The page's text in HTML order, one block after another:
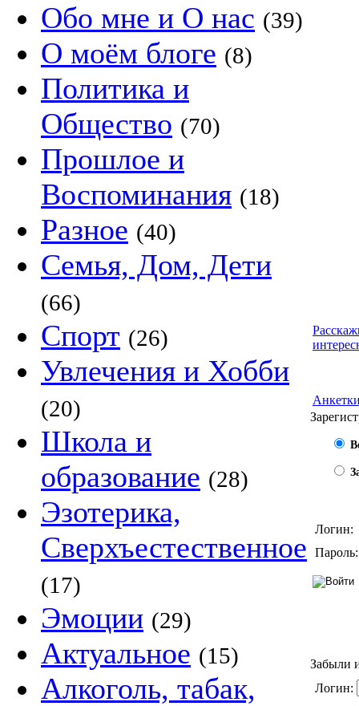
Обо мне и О нас (39)
О моём блоге (8)
Политика и
Общество (70)
Прошлое и
Воспоминания (18)
Разное (40)
Семья, Дом, Дети
(66)
Спорт (26)
Увлечения и Хобби
(20)
Школа и
образование (28)
Эзотерика,
Сверхъестественное
(17)
Эмоции (29)
Актуальное (15)
Алкоголь, табак,
Логин:
Пароль:
Забыли
Логин: